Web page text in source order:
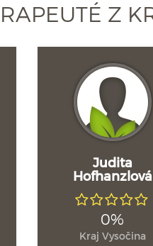
Z
Judita
Hofhanzlová
0%
Kraj Vysočina